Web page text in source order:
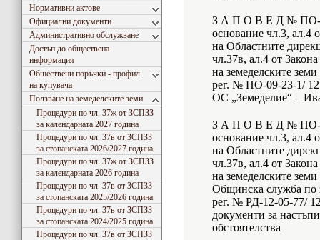
Нормативни актове
Официални документи
Административно обслужване
Достъп до обществена
информация
Обществени поръчки - профил
на купувача
Ползване на земеделските земи
Процедури по чл. 37ж от ЗСПЗЗ
за календарната 2027 година
Процедури по чл. 37в от ЗСПЗЗ
за стопанската 2026/2027 година
Процедури по чл. 37ж от ЗСПЗЗ
за календарната 2026 година
Процедури по чл. 37в от ЗСПЗЗ
за стопанската 2025/2026 година
Процедури по чл. 37в от ЗСПЗЗ
за стопанската 2024/2025 година
Процедури по чл. 37в от ЗСПЗЗ
З А П О В Е Д № ПО-
основание чл.3, ал.4
на Областните
чл.37в, ал.4 от
на земеделските
рег. № ПО-09-23-1/
ОС „Земеделие“ –
З А П О В Е Д № ПО-
основание чл.3, ал.4
на Областните
чл.37в, ал.4 от
на земеделските
Общинска служба по
рег. № РД-12-05-77/
документи за
обстоятелства